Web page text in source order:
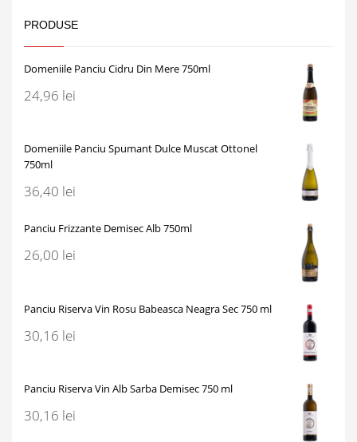
PRODUSE
Domeniile Panciu Cidru Din Mere 750ml
24,96 lei
Domeniile Panciu Spumant Dulce Muscat Ottonel
750ml
36,40 lei
Panciu Frizzante Demisec Alb 750ml
26,00 lei
Panciu Riserva Vin Rosu Babeasca Neagra Sec 750 ml
30,16 lei
Panciu Riserva Vin Alb Sarba Demisec 750 ml
30,16 lei